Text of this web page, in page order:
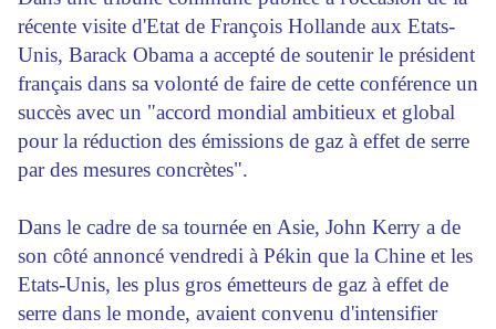
récente visite d'Etat de François Hollande aux Etats-
Unis, Barack Obama a accepté de soutenir le président
français dans sa volonté de faire de cette conférence un
succès avec un "accord mondial ambitieux et global
pour la réduction des émissions de gaz à effet de serre
par des mesures concrètes".
Dans le cadre de sa tournée en Asie, John Kerry a de
son côté annoncé vendredi à Pékin que la Chine et les
Etats-Unis, les plus gros émetteurs de gaz à effet de
serre dans le monde, avaient convenu d'intensifier